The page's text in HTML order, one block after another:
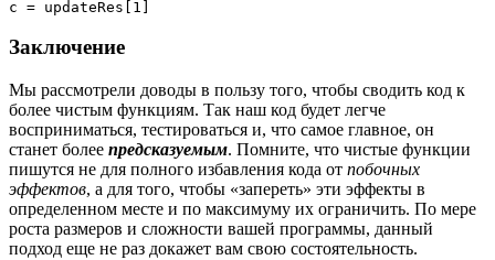
Заключение
Мы рассмотрели доводы в пользу того, чтобы сводить код к
более чистым функциям. Так наш код будет легче
восприниматься, тестироваться и, что самое главное, он
станет более предсказуемым. Помните, что чистые функции
пишутся не для полного избавления кода от побочных
эффектов, а для того, чтобы «запереть» эти эффекты в
определенном месте и по максимуму их ограничить. По мере
роста размеров и сложности вашей программы, данный
подход еще не раз докажет вам свою состоятельность.